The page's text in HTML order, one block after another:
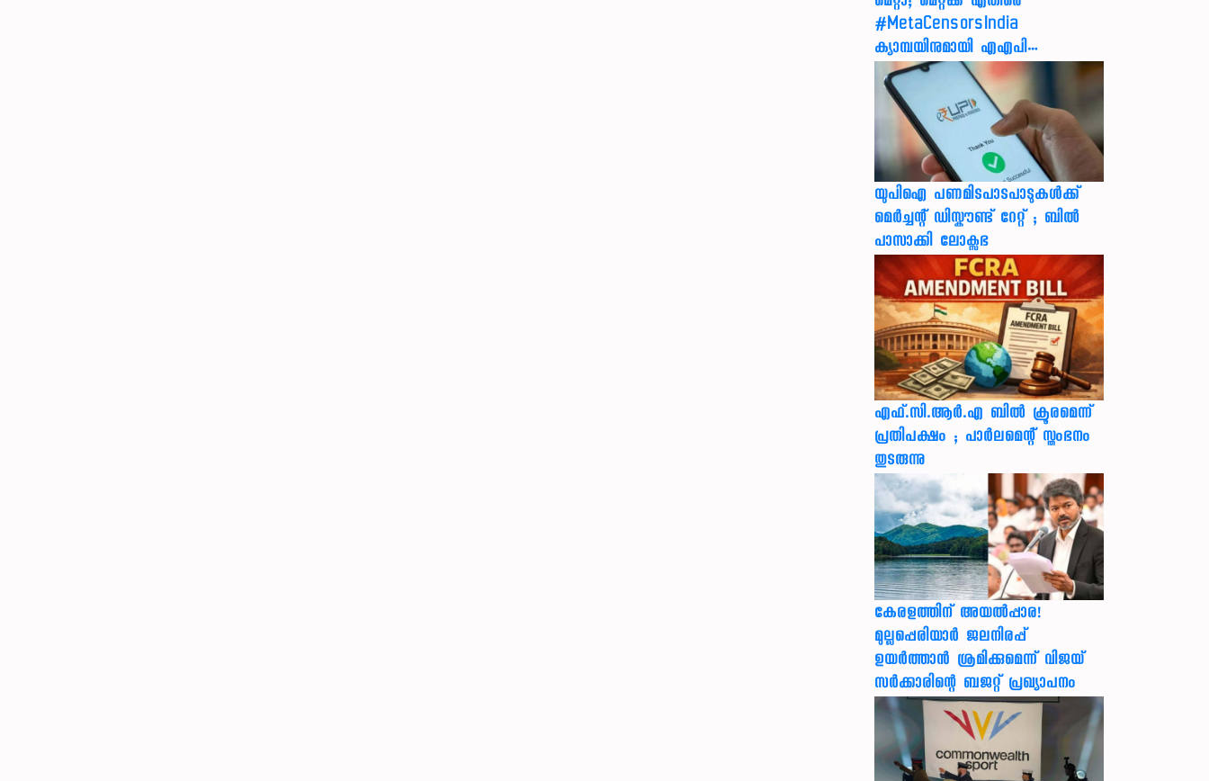
#MetaCensorsIndia
ക്യാമ്പയിനുമായി എഎപി…
യുപിഐ പണമിടപാടപാടുകൾക്ക്
മെർച്ചന്റ് ഡിസ്കൗണ്ട് റേറ്റ് ; ബിൽ
പാസാക്കി ലോക്സഭ
എഫ്.സി.ആർ.എ ബിൽ ക്രൂരമെന്ന്
പ്രതിപക്ഷം ; പാർലമെന്റ് സ്തംഭനം
തുടരുന്നു
കേരളത്തിന് അ‌യൽപ്പാര!
മുല്ലപ്പെരിയാർ ജലനിരപ്പ്
ഉയർത്താൻ ശ്രമിക്കുമെന്ന് വിജയ്
സർക്കാരിന്റെ ബജറ്റ് പ്രഖ്യാപനം